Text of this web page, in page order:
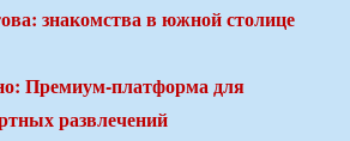
знакомства в южной столице
Премиум-платформа для
развлечений